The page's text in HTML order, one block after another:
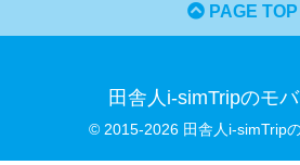
PAGE TOP
田舎人i-simTripのモ
© 2015-2026 田舎人i-simTrip